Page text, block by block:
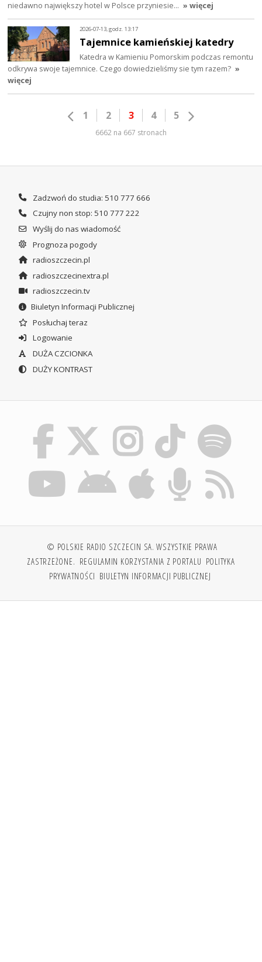
niedawno największy hotel w Polsce przyniesie… » więcej
2026-07-13, godz. 13:17
Tajemnice kamieńskiej katedry
Katedra w Kamieniu Pomorskim podczas remontu
odkrywa swoje tajemnice. Czego dowiedzieliśmy sie tym razem? »
więcej
1 2 3 4 5
6662 na 667 stronach
Zadzwoń do studia: 510 777 666
Czujny non stop: 510 777 222
Wyślij do nas wiadomość
Prognoza pogody
radioszczecin.pl
radioszczecinextra.pl
radioszczecin.tv
Biuletyn Informacji Publicznej
Posłuchaj teraz
Logowanie
DUŻA CZCIONKA
DUŻY KONTRAST
© POLSKIE RADIO SZCZECIN SA. WSZYSTKIE PRAWA
ZASTRZEŻONE. REGULAMIN KORZYSTANIA Z PORTALU POLITYKA
PRYWATNOŚCI BIULETYN INFORMACJI PUBLICZNEJ